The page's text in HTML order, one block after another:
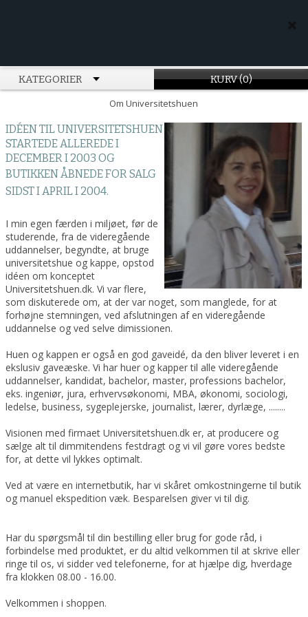
KATEGORIER
KURV (0)
Om Universitetshuen
IDÉEN TIL UNIVERSITETSHUEN
STARTEDE ALLEREDE I
DECEMBER I 2003 OG
BUTIKKEN ÅBNEDE FOR SALG
SIDST I APRIL I 2004.
I min egen færden i miljøet, før de
studerende, fra de videregående
uddannelser, begyndte, at bruge
universitetshue og kappe, opstod
idéen om konceptet
Universitetshuen.dk. Vi var flere,
som diskuterede om, at der var noget, som manglede, for at
forhøjne stemningen, ved afslutningen af en videregående
uddannelse og ved selve dimissionen.
Huen og kappen er også en god gaveidé, da den bliver leveret i en
ekslusiv gaveæske. Vi har huer og kapper til alle videregående
uddannelser, kandidat, bachelor, master, professions bachelor,
eks. ingeniør, jura, erhvervsøkonomi, MBA, økonomi, sociologi,
ledelse, business, sygeplejerske, journalist, lærer, dyrlæge, ........
Visionen med firmaet Universitetshuen.dk er, at producere og
sælge alt til dimmitendens festdragt og vi vil gøre vores bedste
for, at dette vil lykkes optimalt.
Ved at være en internetbutik, har vi skåret omkostningerne til butik
og manuel ekspedition væk. Besparelsen giver vi til dig.
Har du spørgsmål til din bestilling eller brug for gode råd, i
forbindelse med produktet, er du altid velkommen til at skrive eller
ringe til os, vi sidder ved telefonerne, for at hjælpe dig, hverdage
fra klokken 08.00 - 16.00.
Velkommen i shoppen.